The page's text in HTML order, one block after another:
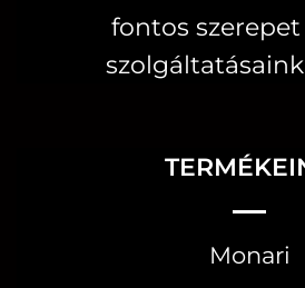
fontos
Monari